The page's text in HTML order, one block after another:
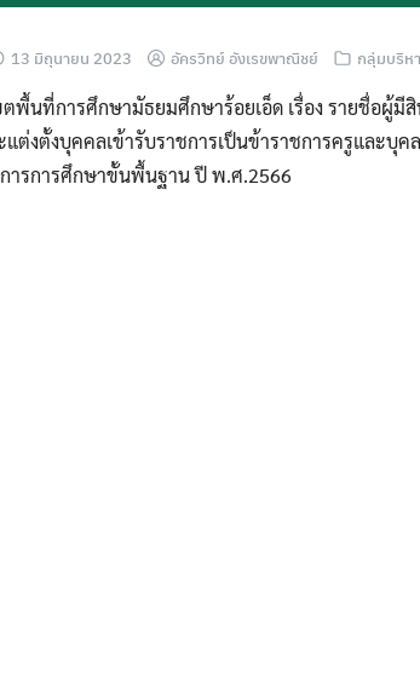
13 มิถุนายน 2023 อัครวิทย์ อังเรขพาณิชย์ กลุ่มบริห
พื้นที่การศึกษามัธยมศึกษาร้อยเอ็ด เรื่อง รายชื่อผู้มี
ต่งตั้งบุคคลเข้ารับราชการเป็นข้าราชการครูและบุ
ารการศึกษาขั้นพื้นฐาน ปี พ.ศ.2566